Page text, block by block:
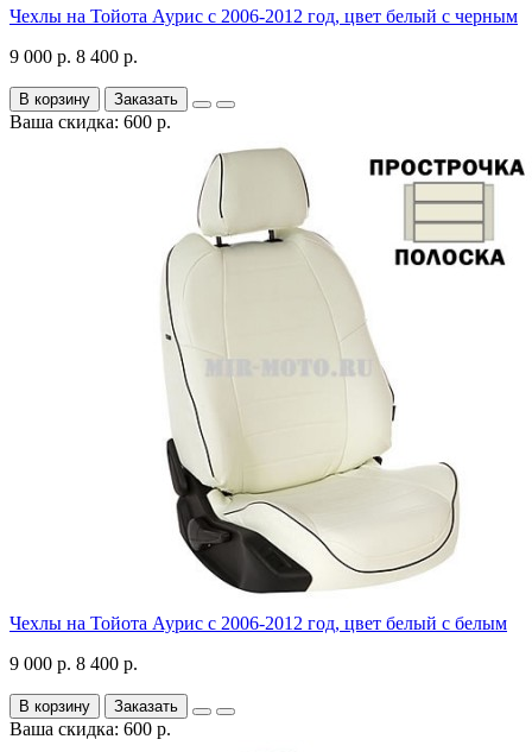
Чехлы на Тойота Аурис с 2006-2012 год, цвет белый с черным
9 000 р. 8 400 р.
В корзину Заказать
Ваша скидка: 600 р.
Чехлы на Тойота Аурис с 2006-2012 год, цвет белый с белым
9 000 р. 8 400 р.
В корзину Заказать
Ваша скидка: 600 р.